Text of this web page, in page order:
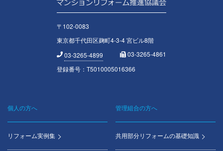
〒102-0083
東京都千代田区麹町4-3-4 宮ビル8階
03-3265-4899
03-3265-4861
登録番号：T5010005016366
Footer
menu
個人の方へ
リフォーム実例集
管理組合の方へ
共用部分リフォームの基礎知識